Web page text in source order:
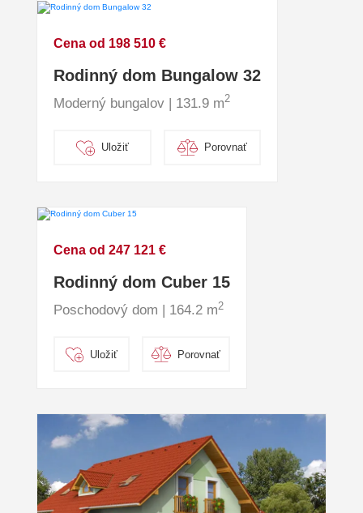
Cena od 198 510 €
Rodinný dom Bungalow 32
Moderný bungalov | 131.9 m2
Uložiť Porovnať
Cena od 247 121 €
Rodinný dom Cuber 15
Poschodový dom | 164.2 m2
Uložiť Porovnať